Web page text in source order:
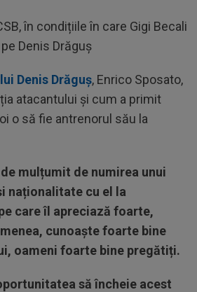
în condițiile în care Gigi Becali
Denis Drăguș
Denis Drăguș, Enrico Sposato,
atacantului și cum a primit
o să fie antrenorul său la
mulțumit de numirea unui
naționalitate cu el la
care îl apreciază foarte,
cunoaște foarte bine
oameni foarte bine pregătiți.
să încheie acest